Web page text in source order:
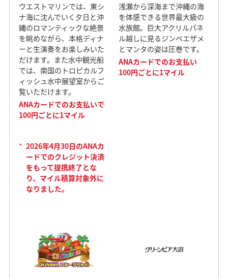
ウエストマリンでは、東シ
ナ海に沈んでいく夕日と沖
縄のロマンティックな絶景
を眺めながら、本格ディナ
ーと生演奏をお楽しみいた
だけます。また水中観光船
では、南国のトロピカルフ
ィッシュ水中展望室からご
覧いただけます。
ANAカードでのお支払いで
100円ごとに1マイル
* 2026年4月30日のANAカ
ードでのクレジット決済
をもって提携終了とな
り、マイル積算対象外に
なりました。
浅瀬から深海まで沖縄の海
を体感できる世界最大級の
水族館。巨大アクリルパネ
ル越しに見るジンベエザメ
とマンタの姿は圧巻です。
ANAカードでのお支払い
100円ごとに1マイル